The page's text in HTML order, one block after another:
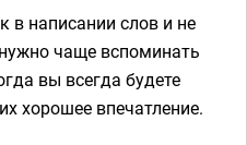
в написании слов и не
чаще вспоминать
вы всегда будете
хорошее впечатление.